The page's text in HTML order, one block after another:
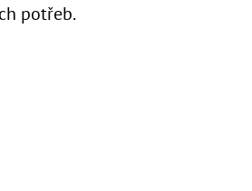
potřeb.